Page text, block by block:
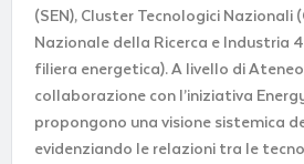
(SEN), Cluster Tecnologici Nazionali
Nazionale della Ricerca e Industria
filiera energetica). A livello di
collaborazione con l’iniziativa
propongono una visione sistemica
evidenziando le relazioni tra le